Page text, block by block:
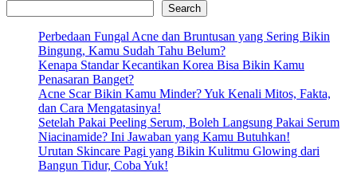
Search
Perbedaan Fungal Acne dan Bruntusan yang Sering Bikin
Bingung, Kamu Sudah Tahu Belum?
Kenapa Standar Kecantikan Korea Bisa Bikin Kamu
Penasaran Banget?
Acne Scar Bikin Kamu Minder? Yuk Kenali Mitos, Fakta,
dan Cara Mengatasinya!
Setelah Pakai Peeling Serum, Boleh Langsung Pakai Serum
Niacinamide? Ini Jawaban yang Kamu Butuhkan!
Urutan Skincare Pagi yang Bikin Kulitmu Glowing dari
Bangun Tidur, Coba Yuk!